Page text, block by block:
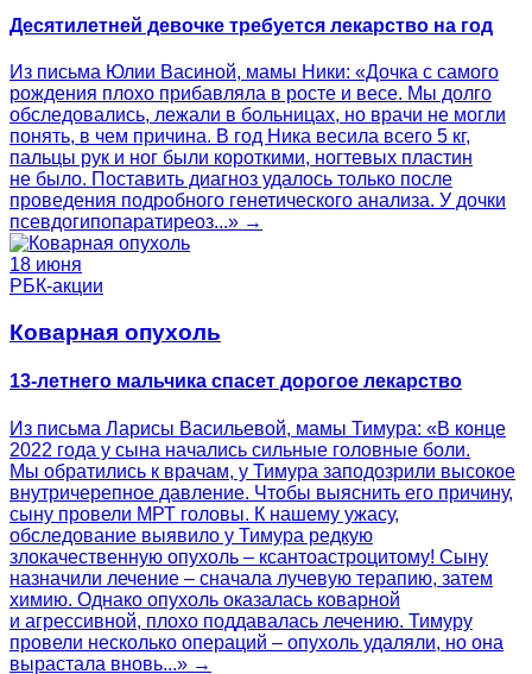
Десятилетней девочке требуется лекарство на год
Из письма Юлии Васиной, мамы Ники: «Дочка с самого
рождения плохо прибавляла в росте и весе. Мы долго
обследовались, лежали в больницах, но врачи не могли
понять, в чем причина. В год Ника весила всего 5 кг,
пальцы рук и ног были короткими, ногтевых пластин
не было. Поставить диагноз удалось только после
проведения подробного генетического анализа. У дочки
псевдогипопаратиреоз...» →
18 июня
РБК-акции
Коварная опухоль
13-летнего мальчика спасет дорогое лекарство
Из письма Ларисы Васильевой, мамы Тимура: «В конце
2022 года у сына начались сильные головные боли.
Мы обратились к врачам, у Тимура заподозрили высокое
внутричерепное давление. Чтобы выяснить его причину,
сыну провели МРТ головы. К нашему ужасу,
обследование выявило у Тимура редкую
злокачественную опухоль – ксантоастроцитому! Сыну
назначили лечение – сначала лучевую терапию, затем
химию. Однако опухоль оказалась коварной
и агрессивной, плохо поддавалась лечению. Тимуру
провели несколько операций – опухоль удаляли, но она
вырастала вновь...» →